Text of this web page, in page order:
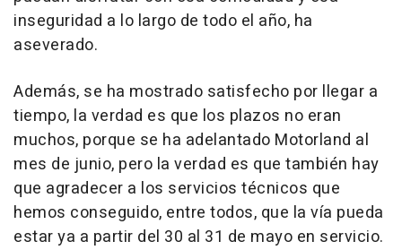
inseguridad a lo largo de todo el año, ha
aseverado.
Además, se ha mostrado satisfecho por llegar a
tiempo, la verdad es que los plazos no eran
muchos, porque se ha adelantado Motorland al
mes de junio, pero la verdad es que también hay
que agradecer a los servicios técnicos que
hemos conseguido, entre todos, que la vía pueda
estar ya a partir del 30 al 31 de mayo en servicio.